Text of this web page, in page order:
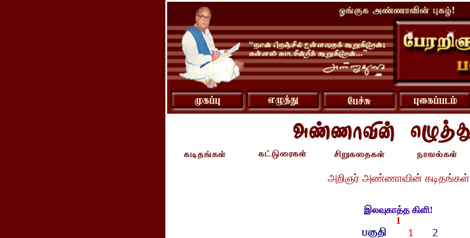
அறிஞர் அண்ணாவின் கடிதங்கள்
இலவுகாத்த கிளி!
1